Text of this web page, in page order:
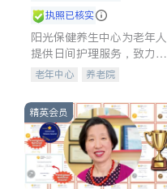
执照已核实
阳光保健养生中心为老年人
提供日间护理服务，致力于
通过持续的护理创新来有效
老年中心 养老院
精英会员